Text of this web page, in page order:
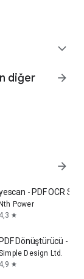
expand_more
diğer
arrow_forward
arrow_forward
- PDF OCR
Nth Power
4,3 star
PDF Dönüştürücü -
Design Ltd.
4,9 star